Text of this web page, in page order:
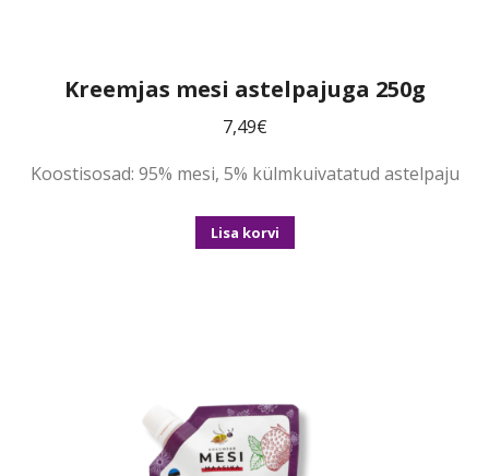
Kreemjas mesi astelpajuga 250g
7,49€
Koostisosad: 95% mesi, 5% külmkuivatatud astelpaju
Lisa korvi